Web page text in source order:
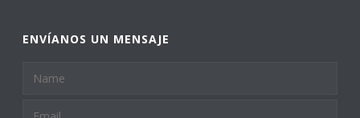
ENVÍANOS UN MENSAJE